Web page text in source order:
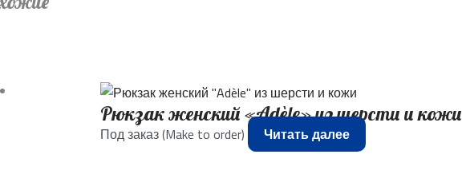
Рюкзак женский «Adèle» из шерсти и кожи
Под заказ (Make to order) Читать далее